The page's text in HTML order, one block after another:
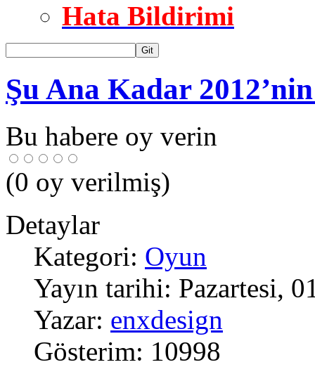
Hata Bildirimi
Git
Şu Ana Kadar
Bu habere oy verin
(0 oy verilmiş)
Detaylar
Kategori: Oyun
Yayın tarihi: Pazartesi,
Yazar: enxdesign
Gösterim: 10998